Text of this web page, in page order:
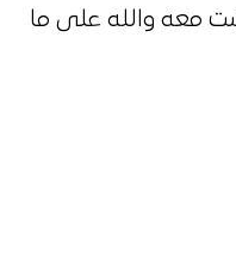
معه والله على ما